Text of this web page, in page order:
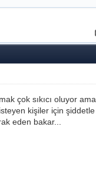
çok sıkıcı oluyor
kişiler için
eden bakar...